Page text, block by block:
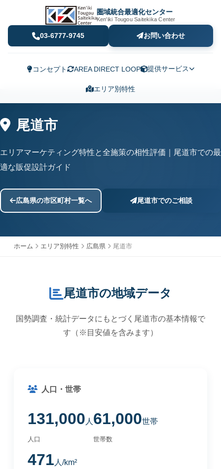
圏域統合最適化センター
Ken'iki Tougou Saitekika Center
03-6777-9745 お問い合わせ
コンセプト AREA DIRECT LOOP 提供サービス
エリア別特性
尾道市
エリアマーケティング特性と全施策の相性評価｜尾道市での最
適な販促設計ガイド
広島県の市区町村一覧へ 尾道市でのご相談
ホーム エリア別特性 広島県 尾道市
尾道市の地域データ
国勢調査・統計データにもとづく尾道市の基本情報で
す（※目安値を含みます）
人口・世帯
131,000 人
人口
61,000世帯
世帯数
471 人/km²